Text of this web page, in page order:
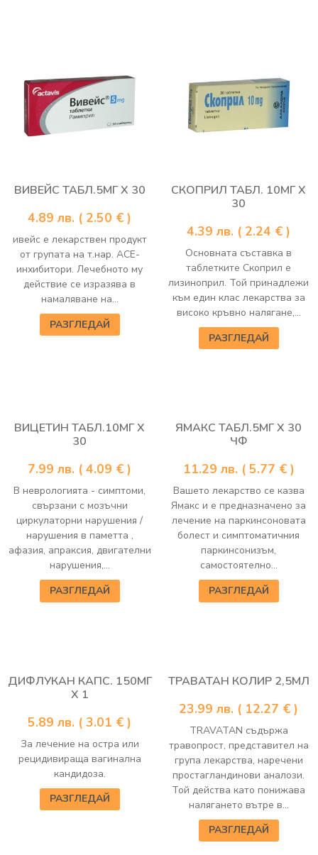
ВИВЕЙС ТАБЛ.5МГ Х 30
4.89 лв. ( 2.50 € )
ивейс е лекарствен продукт
от групата на т.нар. АСЕ-
инхибитори. Лечебното му
действие се изразява в
намаляване на...
РАЗГЛЕДАЙ
СКОПРИЛ ТАБЛ. 10МГ Х
30
4.39 лв. ( 2.24 € )
Основната съставка в
таблетките Скоприл е
лизиноприл. Той принадлежи
към един клас лекарства за
високо кръвно налягане,...
РАЗГЛЕДАЙ
ВИЦЕТИН ТАБЛ.10МГ Х
30
7.99 лв. ( 4.09 € )
В неврологията - симптоми,
свързани с мозъчни
циркулаторни нарушения /
нарушения в паметта ,
афазия, апраксия, двигателни
нарушения,...
РАЗГЛЕДАЙ
ЯМАКС ТАБЛ.5МГ Х 30
ЧФ
11.29 лв. ( 5.77 € )
Вашето лекарство се казва
Ямакс и е предназначено за
лечение на паркинсоновата
болест и симптоматичния
паркинсонизъм,
самостоятелно...
РАЗГЛЕДАЙ
ДИФЛУКАН КАПС. 150МГ
Х 1
5.89 лв. ( 3.01 € )
За лечение на остра или
рецидивираща вагинална
кандидоза.
РАЗГЛЕДАЙ
ТРАВАТАН КОЛИР 2,5МЛ
23.99 лв. ( 12.27 € )
TRAVATAN съдържа
травопрост, представител на
група лекарства, наречени
простагландинови аналози.
Той действа като понижава
налягането вътре в...
РАЗГЛЕДАЙ